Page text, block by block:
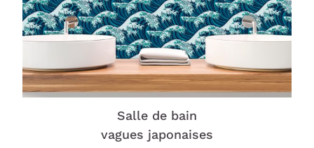
Salle de bain
vagues japonaises